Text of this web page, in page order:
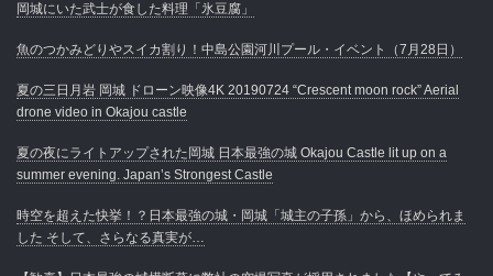
岡城にいた武士が食した料理「氷豆腐」
魚のつかみどりやスイカ割り！中島公園河川プール・イベント（7月28日）
夏の三日月岩 岡城 ドローン映像4K 20190724 “Crescent moon rock” Aerial
drone video in Okajou castle
夏の夜にライトアップされた岡城 日本最強の城 Okajou Castle lit up on a
summer evening. Japan’s Strongest Castle
時空を超えた快挙！？日本最強の城・岡城「城主の子孫」から、ほめられま
した そして、さらなる真実が…